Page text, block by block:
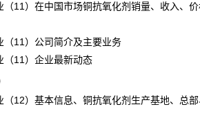
在中国市场铜抗氧化剂销量、收入、价
）公司简介及主要业务
）企业最新动态
基本信息、铜抗氧化剂生产基地、总部